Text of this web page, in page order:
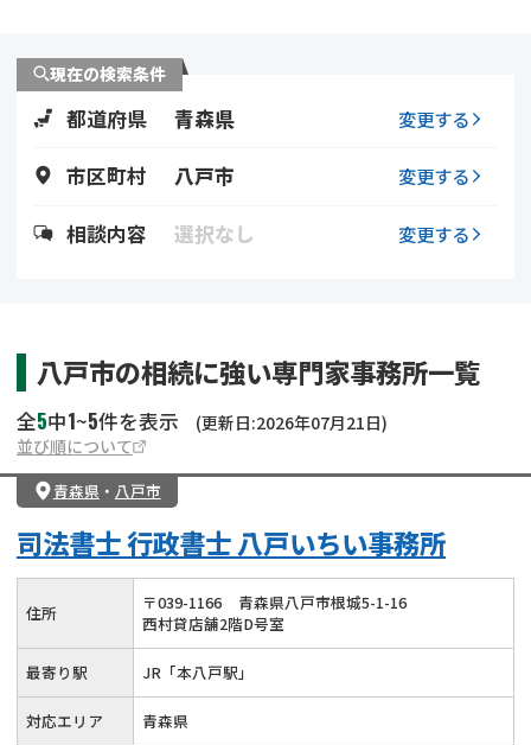
現在の検索条件
都道府県 青森県 変更する
市区町村 八戸市 変更する
相談内容 選択なし 変更する
八戸市の相続に強い専門家事務所一覧
全5中1~5件を表示
(更新日:2026年07月21日)
並び順について
青森県 ・ 八戸市
司法書士 行政書士 八戸いちい事務所
住所 〒039-1166
青森県八戸市根城5-1-16
西村貸店舗2階D号室
最寄り駅 JR「本八戸駅」
対応エリア 青森県